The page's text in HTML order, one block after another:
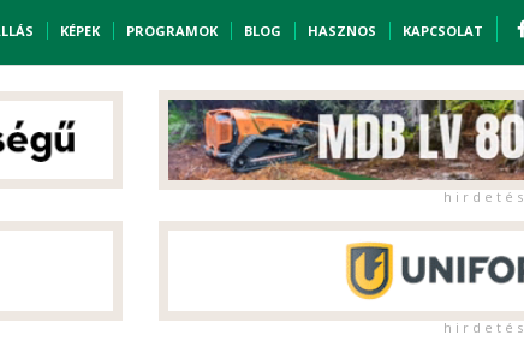
KÉPEK PROGRAMOK BLOG HASZNOS KAPCSOLAT
h i r d e t é s
h i r d e t é s